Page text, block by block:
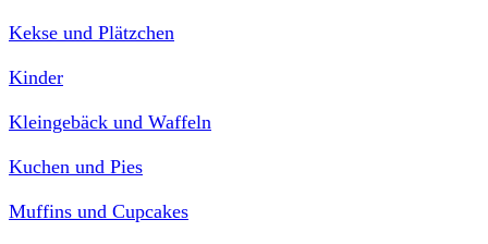
Kekse und Plätzchen
Kinder
Kleingebäck und Waffeln
Kuchen und Pies
Muffins und Cupcakes